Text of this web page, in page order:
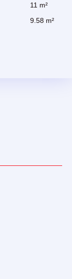
11 m²
9.58 m²